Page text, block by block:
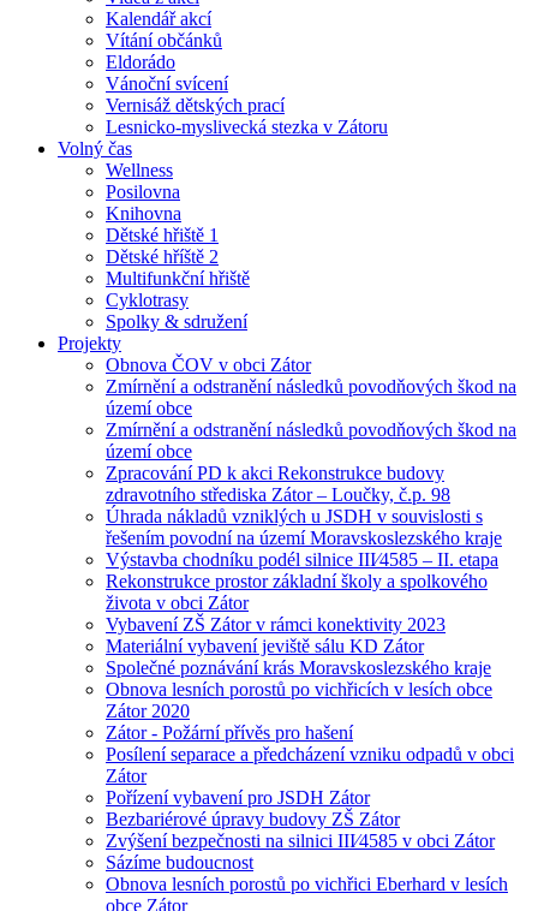
Kalendář akcí
Vítání občánků
Eldorádo
Vánoční svícení
Vernisáž dětských prací
Lesnicko-myslivecká stezka v Zátoru
Volný čas
Wellness
Posilovna
Knihovna
Dětské hřiště 1
Dětské hříště 2
Multifunkční hřiště
Cyklotrasy
Spolky & sdružení
Projekty
Obnova ČOV v obci Zátor
Zmírnění a odstranění následků povodňových škod na
území obce
Zmírnění a odstranění následků povodňových škod na
území obce
Zpracování PD k akci Rekonstrukce budovy
zdravotního střediska Zátor – Loučky, č.p. 98
Úhrada nákladů vzniklých u JSDH v souvislosti s
řešením povodní na území Moravskoslezského kraje
Výstavba chodníku podél silnice III⁄4585 – II. etapa
Rekonstrukce prostor základní školy a spolkového
života v obci Zátor
Vybavení ZŠ Zátor v rámci konektivity 2023
Materiální vybavení jeviště sálu KD Zátor
Společné poznávání krás Moravskoslezského kraje
Obnova lesních porostů po vichřicích v lesích obce
Zátor 2020
Zátor - Požární přívěs pro hašení
Posílení separace a předcházení vzniku odpadů v obci
Zátor
Pořízení vybavení pro JSDH Zátor
Bezbariérové úpravy budovy ZŠ Zátor
Zvýšení bezpečnosti na silnici III⁄4585 v obci Zátor
Sázíme budoucnost
Obnova lesních porostů po vichřici Eberhard v lesích
obce Zátor